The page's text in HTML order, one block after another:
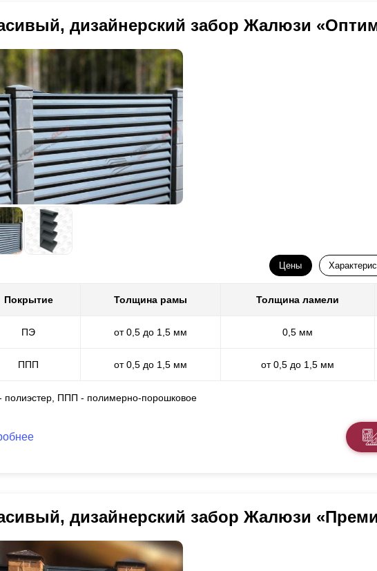
дизайнерский забор Жалюзи
Цены
Покрытие Толщина рамы Толщина ламели
ПЭ от 0,5 до 1,5 мм 0,5 мм
ППП от 0,5 до 1,5 мм от 0,5 до 1,5 мм
полиэстер, ППП - полимерно-порошковое
дизайнерский забор Жалюзи